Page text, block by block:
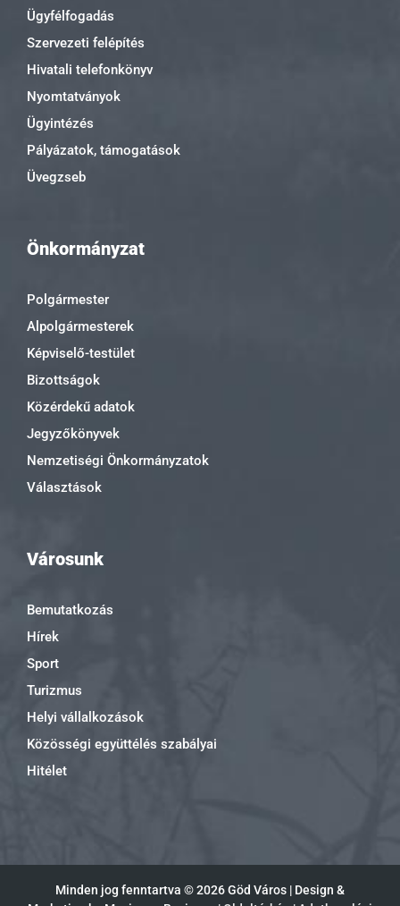
Ügyfélfogadás
Szervezeti felépítés
Hivatali telefonkönyv
Nyomtatványok
Ügyintézés
Pályázatok, támogatások
Üvegzseb
Önkormányzat
Polgármester
Alpolgármesterek
Képviselő-testület
Bizottságok
Közérdekű adatok
Jegyzőkönyvek
Nemzetiségi Önkormányzatok
Választások
Városunk
Bemutatkozás
Hírek
Sport
Turizmus
Helyi vállalkozások
Közösségi együttélés szabályai
Hitélet
Minden jog fenntartva ©2026 Göd Város | Design &